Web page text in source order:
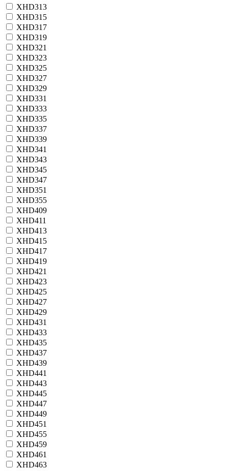
XHD313
XHD315
XHD317
XHD319
XHD321
XHD323
XHD325
XHD327
XHD329
XHD331
XHD333
XHD335
XHD337
XHD339
XHD341
XHD343
XHD345
XHD347
XHD351
XHD355
XHD409
XHD411
XHD413
XHD415
XHD417
XHD419
XHD421
XHD423
XHD425
XHD427
XHD429
XHD431
XHD433
XHD435
XHD437
XHD439
XHD441
XHD443
XHD445
XHD447
XHD449
XHD451
XHD455
XHD459
XHD461
XHD463